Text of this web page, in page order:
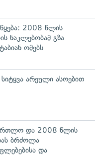
2008 წლის
ნაკლებობამ გზა
ომებს
არეული ასოებით
და 2008 წლის
ბრძოლა
და